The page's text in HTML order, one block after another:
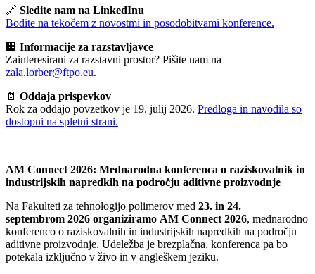
🔗 Sledite nam na LinkedInu
Bodite na tekočem z novostmi in posodobitvami konference.
🏢 Informacije za razstavljavce
Zainteresirani za razstavni prostor? Pišite nam na
zala.lorber@ftpo.eu.
📄 Oddaja prispevkov
Rok za oddajo povzetkov je 19. julij 2026. Predloga in navodila so
dostopni na spletni strani.
AM Connect 2026: Mednarodna konferenca o raziskovalnik in
industrijskih napredkih na področju aditivne proizvodnje
Na Fakulteti za tehnologijo polimerov med 23. in 24.
septembrom 2026 organiziramo AM Connect 2026, mednarodno
konferenco o raziskovalnih in industrijskih napredkih na področju
aditivne proizvodnje. Udeležba je brezplačna, konferenca pa bo
potekala izključno v živo in v angleškem jeziku.